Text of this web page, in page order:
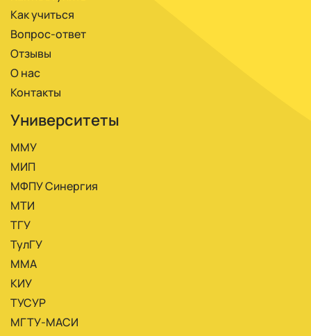
Как учиться
Вопрос-ответ
Отзывы
О нас
Контакты
Университеты
ММУ
МИП
МФПУ Синергия
МТИ
ТГУ
ТулГУ
ММА
КИУ
ТУСУР
МГТУ-МАСИ